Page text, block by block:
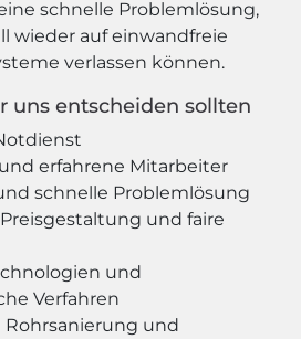
schnelle Problemlösung,
wieder auf einwandfreie
verlassen können.
uns entscheiden sollten
erfahrene Mitarbeiter
schnelle Problemlösung
und faire
und
Verfahren
Rohrsanierung und